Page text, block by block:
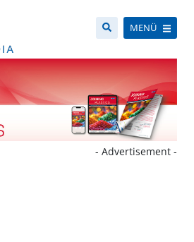
MENÜ
- Advertisement -